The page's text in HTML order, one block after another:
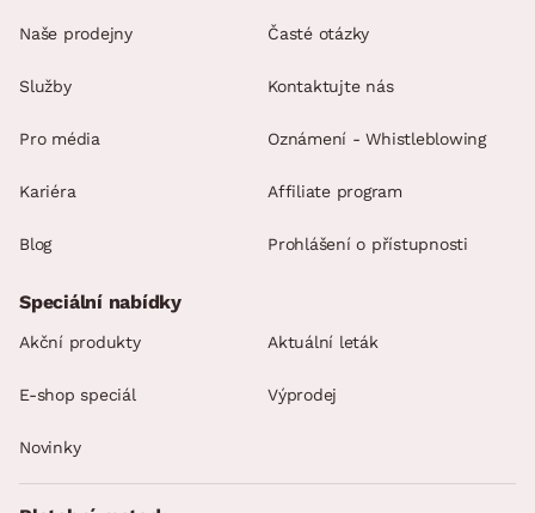
Naše prodejny
Služby
Pro média
Kariéra
Blog
Časté otázky
Kontaktujte nás
Oznámení - Whistleblowing
Affiliate program
Prohlášení o přístupnosti
Speciální nabídky
Akční produkty Aktuální leták
E-shop speciál Výprodej
Novinky